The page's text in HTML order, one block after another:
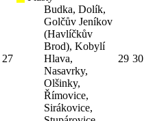
27
Budka, Dolík,
Golčův Jeníkov
(Havlíčkův
Brod), Kobylí
Hlava,
Nasavrky,
Olšinky,
Římovice,
Sirákovice,
29 30